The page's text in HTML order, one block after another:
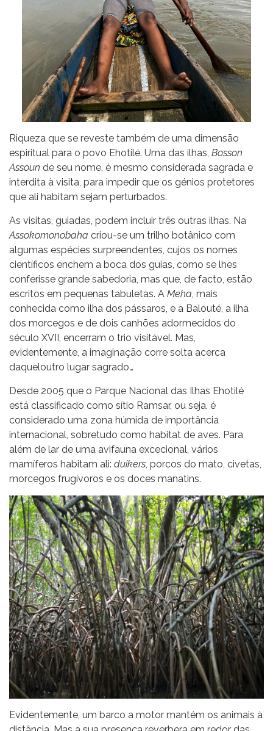
Riqueza que se reveste também de uma dimensão
espiritual para o povo Ehotilé. Uma das ilhas, Bosson
Assoun de seu nome, é mesmo considerada sagrada e
interdita à visita, para impedir que os génios protetores
que ali habitam sejam perturbados.
As visitas, guiadas, podem incluir três outras ilhas. Na
Assokomonobaha criou-se um trilho botânico com
algumas espécies surpreendentes, cujos os nomes
científicos enchem a boca dos guias, como se lhes
conferisse grande sabedoria, mas que, de facto, estão
escritos em pequenas tabuletas. A Meha , mais
conhecida como ilha dos pássaros, e a Balouté, a ilha
dos morcegos e de dois canhões adormecidos do
século XVII, encerram o trio visitável. Mas,
evidentemente, a imaginação corre solta acerca
daqueloutro lugar sagrado…
Desde 2005 que o Parque Nacional das Ilhas Ehotilé
está classificado como sítio Ramsar, ou seja, é
considerado uma zona húmida de importância
internacional, sobretudo como habitat de aves. Para
além de lar de uma avifauna excecional, vários
mamíferos habitam ali: duikers , porcos do mato, civetas,
morcegos frugívoros e os doces manatins.
Evidentemente, um barco a motor mantém os animais à